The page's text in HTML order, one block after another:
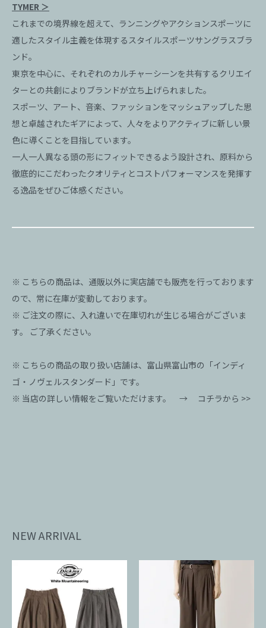
TYMER ＞
これまでの境界線を超えて、ランニングやアクションスポーツに
適したスタイル主義を体現するスタイルスポーツサングラスブラ
ンド。
東京を中心に、それぞれのカルチャーシーンを共有するクリエイ
ターとの共創によりブランドが立ち上げられました。
スポーツ、アート、音楽、ファッションをマッシュアップした思
想と卓越されたギアによって、人々をよりアクティブに新しい景
色に導くことを目指しています。
一人一人異なる頭の形にフィットできるよう設計され、原料から
徹底的にこだわったクオリティとコストパフォーマンスを発揮す
る逸品をぜひご体感ください。
※ こちらの商品は、通販以外に実店舗でも販売を行っております
ので、常に在庫が変動しております。
※ ご注文の際に、入れ違いで在庫切れが生じる場合がございま
す。 ご了承ください。
※ こちらの商品の取り扱い店舗は、富山県富山市の「インディ
ゴ・ノヴェルスタンダード」です。
※ 当店の詳しい情報をご覧いただけます。 → コチラから >>
NEW ARRIVAL